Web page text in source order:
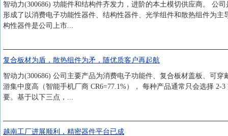
智动力(300686) 功能件和结构件齐发力，进阶的本土模切供应商。 公
形成了以消费电子功能性器件、结构性器件、光学组件和散热组件为
构性器件是公司上市...
复合板材为盾，散热组件为矛，随优质客户再起航
智动力(300686) 公司主要产品为消费电子功能件、复合板材盖板、可
游集中度高（智能手机厂商 CR6=77.1%）， 每种产品通常只会选择
要。基于以下三点，...
越南工厂进展顺利，精密器件平台已成